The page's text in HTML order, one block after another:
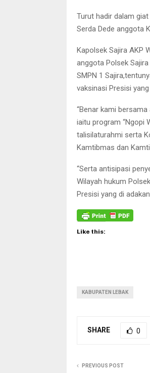
Turut hadir dalam
Serda Dede anggota
Kapolsek Sajira AKP
anggota Polsek
SMPN 1
vaksinasi Presisi
“Benar kami
iaitu program “Ngopi
talisilaturahmi serta
Kamtibmas dan
“Serta antisipasi
Wilayah hukum
Presisi yang di
Like this:
KABUPATEN LEBAK
SHARE 0
PREVIOUS POST